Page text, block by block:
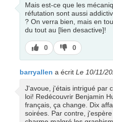
Mais est-ce que les
réfutation sont aussi
? On verra bien, mais en
du tout au [lien desactive]!
J’aime
0
J’aime
pas
0
barryallen a écrit Le 10/11/
J'avoue, j'étais intrigué par
loi! Redécouvrir Benjamin
français, ça change. Dix
soirées. Par contre,